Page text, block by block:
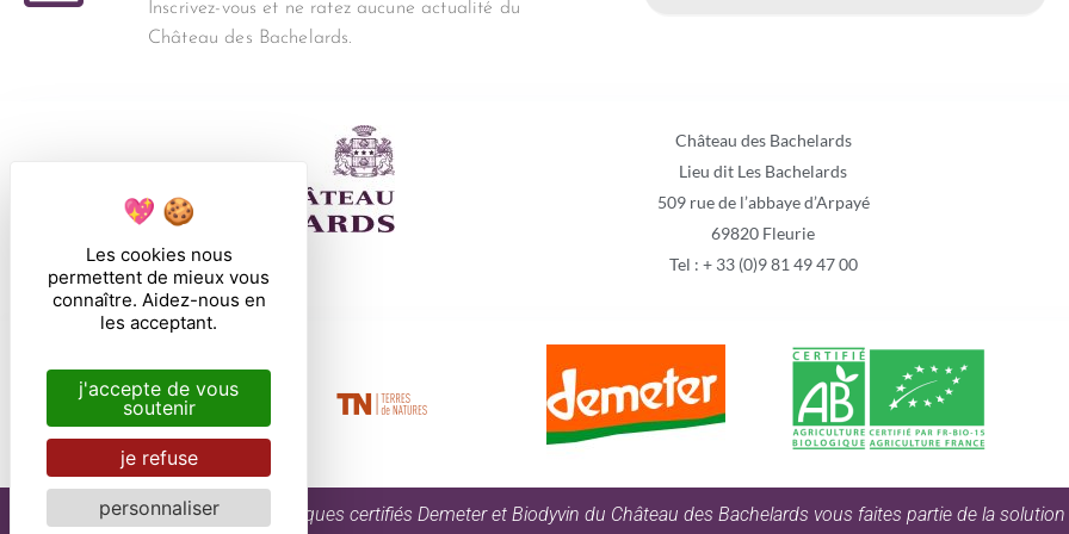
Inscrivez-vous et ne ratez aucune actualité du
Château des Bachelards.
Château des Bachelards
Lieu dit Les Bachelards
509 rue de l’abbaye d’Arpayé
69820 Fleurie
Tel : + 33 (0)9 81 49 47 00
En buvant les vins bio et biodynamiques certifiés Demeter et Biodyvin du Château des Bachelards vous faites partie de la
Les cookies nous
permettent de mieux vous
connaître. Aidez-nous en
les acceptant.
j'accepte de vous
soutenir
je refuse
personnaliser